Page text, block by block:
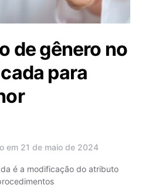
de gênero no
para
em 21 de maio de 2024
é a modificação do atributo